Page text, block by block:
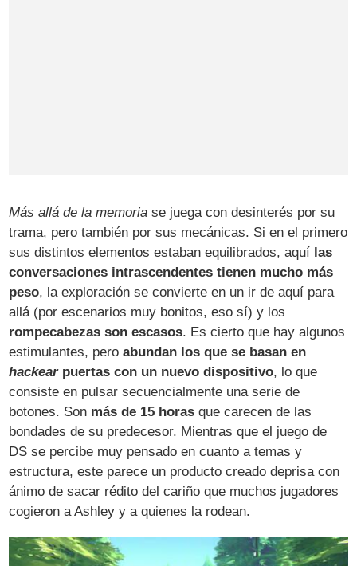
Más allá de la memoria se juega con desinterés por su
trama, pero también por sus mecánicas. Si en el primero
sus distintos elementos estaban equilibrados, aquí las
conversaciones intrascendentes tienen mucho más
peso, la exploración se convierte en un ir de aquí para
allá (por escenarios muy bonitos, eso sí) y los
rompecabezas son escasos. Es cierto que hay algunos
estimulantes, peroabundan los que se basan en
hackearpuertas con un nuevo dispositivo, lo que
consiste en pulsar secuencialmente una serie de
botones. Son más de 15 horas que carecen de las
bondades de su predecesor. Mientras que el juego de
DS se percibe muy pensado en cuanto a temas y
estructura, este parece un producto creado deprisa con
ánimo de sacar rédito del cariño que muchos jugadores
cogieron a Ashley y a quienes la rodean.